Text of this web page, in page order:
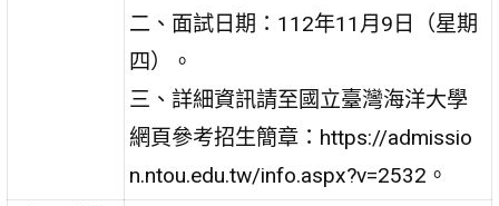
二、面試日期：112年11月9日（星期
四）。
三、詳細資訊請至國立臺灣海洋大學
網頁參考招生簡章：https://admissio
n.ntou.edu.tw/info.aspx?v=2532。